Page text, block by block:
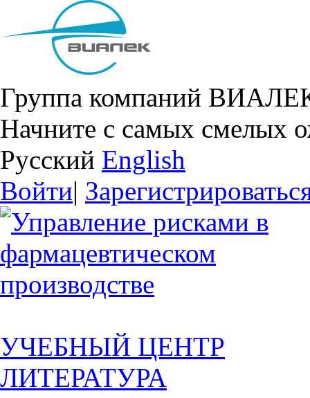
Группа компаний
Начните с самых смелых
Русский English
Войти|
УЧЕБНЫЙ ЦЕНТР
ЛИТЕРАТУРА